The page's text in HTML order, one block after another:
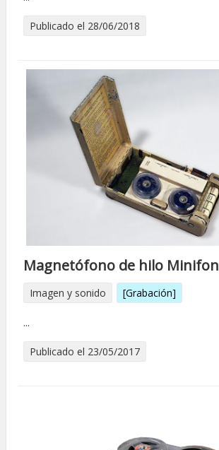
Publicado el 28/06/2018
Magnetófono de hilo Minifon
Imagen y sonido [Grabación]
...
Publicado el 23/05/2017